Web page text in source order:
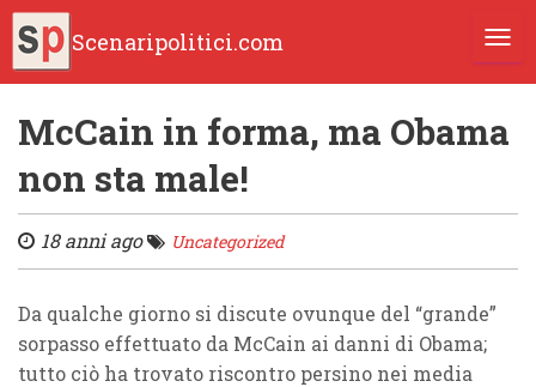
Scenaripolitici.com
McCain in forma, ma Obama
non sta male!
18 anni ago Uncategorized
Da qualche giorno si discute ovunque del “grande”
sorpasso effettuato da McCain ai danni di Obama;
tutto ciò ha trovato riscontro persino nei media